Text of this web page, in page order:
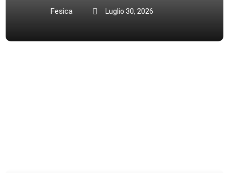
Fesica Luglio 30, 2026